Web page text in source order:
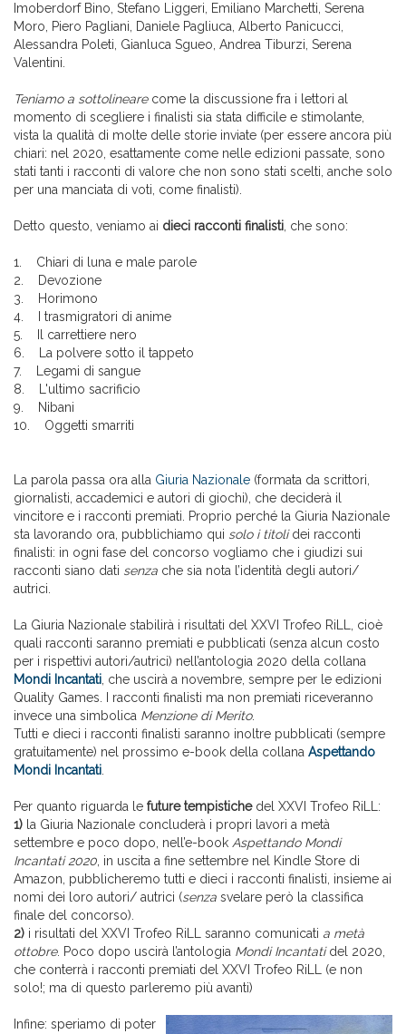
Imoberdorf Bino, Stefano Liggeri, Emiliano Marchetti, Serena
Moro, Piero Pagliani, Daniele Pagliuca, Alberto Panicucci,
Alessandra Poleti, Gianluca Sgueo, Andrea Tiburzi, Serena
Valentini.
Teniamo a sottolinearecome la discussione fra i lettori al
momento di scegliere i finalisti sia stata difficile e stimolante,
vista la qualità di molte delle storie inviate (per essere ancora più
chiari: nel 2020, esattamente come nelle edizioni passate, sono
stati tanti i racconti di valore che non sono stati scelti, anche solo
per una manciata di voti, come finalisti).
Detto questo, veniamo ai dieci racconti finalisti , che sono:
1. Chiari di luna e male parole
2. Devozione
3. Horimono
4. I trasmigratori di anime
5. Il carrettiere nero
6. La polvere sotto il tappeto
7. Legami di sangue
8. L'ultimo sacrificio
9. Nibani
10. Oggetti smarriti
La parola passa ora alla Giuria Nazionale (formata da scrittori,
giornalisti, accademici e autori di giochi), che deciderà il
vincitore e i racconti premiati. Proprio perché la Giuria Nazionale
sta lavorando ora, pubblichiamo qui solo i titolidei racconti
finalisti: in ogni fase del concorso vogliamo che i giudizi sui
racconti siano dati senza che sia nota l’identità degli autori/
autrici.
La Giuria Nazionale stabilirà i risultati del XXVI Trofeo RiLL, cioè
quali racconti saranno premiati e pubblicati (senza alcun costo
per i rispettivi autori/autrici) nell’antologia 2020 della collana
Mondi Incantati , che uscirà a novembre, sempre per le edizioni
Quality Games. I racconti finalisti ma non premiati riceveranno
invece una simbolica Menzione di Merito.
Tutti e dieci i racconti finalisti saranno inoltre pubblicati (sempre
gratuitamente) nel prossimo e-book della collana Aspettando
Mondi Incantati
Per quanto riguarda le future tempistichedel XXVI Trofeo RiLL:
1) la Giuria Nazionale concluderà i propri lavori a metà
settembre e poco dopo, nell’e-book Aspettando Mondi
Incantati 2020 , in uscita a fine settembre nel Kindle Store di
Amazon, pubblicheremo tutti e dieci i racconti finalisti, insieme ai
nomi dei loro autori/ autrici (senza svelare però la classifica
finale del concorso).
2) i risultati del XXVI Trofeo RiLL saranno comunicati a metà
ottobre. Poco dopo uscirà l’antologia Mondi Incantatidel 2020,
che conterrà i racconti premiati del XXVI Trofeo RiLL (e non
solo!; ma di questo parleremo più avanti)
Infine: speriamo di poter